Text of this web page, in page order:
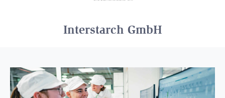
Interstarch GmbH